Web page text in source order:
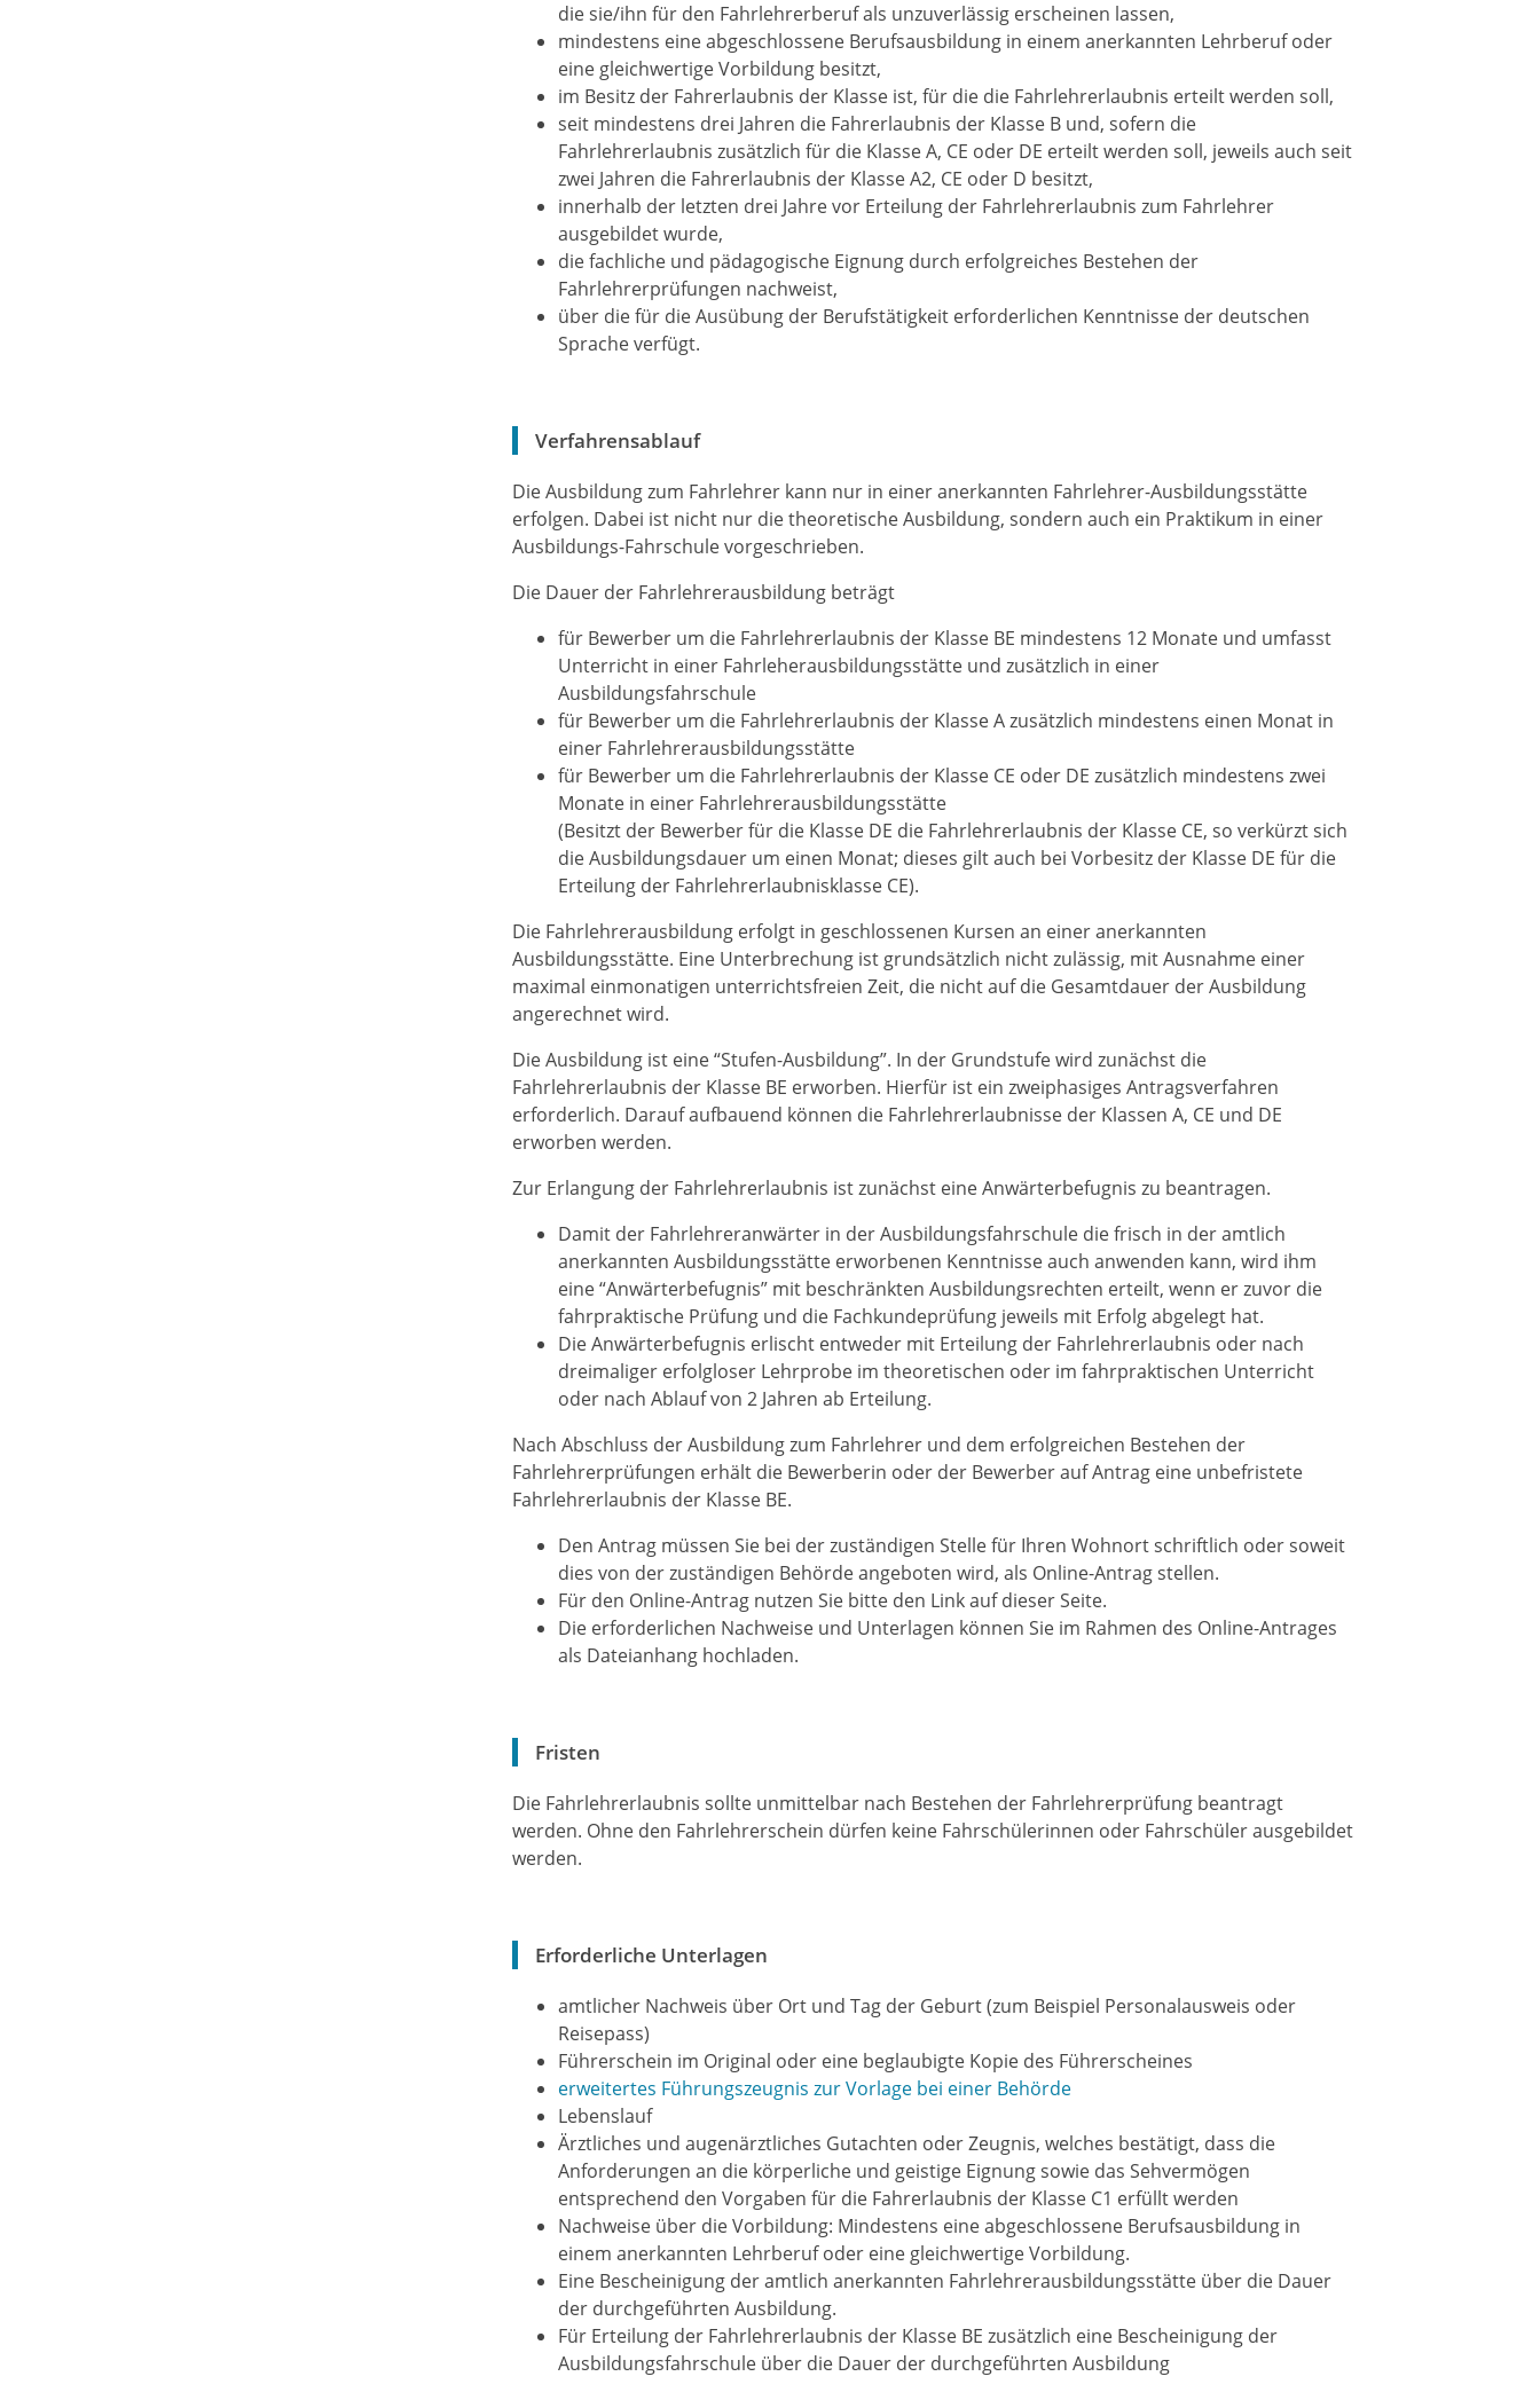
diesie/ihn für den Fahrlehrerberuf als unzuverlässig erscheinen lassen,
mindestens eine abgeschlossene Berufsausbildung in einem anerkannten Lehrberuf oder
eine gleichwertige Vorbildung besitzt,
im Besitz der Fahrerlaubnis der Klasse ist, für die die Fahrlehrerlaubnis erteilt werden soll,
seit mindestens drei Jahren die Fahrerlaubnis der Klasse B und, sofern die
Fahrlehrerlaubnis zusätzlich für die Klasse A, CE oder DE erteilt werden soll, jeweils auch seit
zwei Jahren die Fahrerlaubnis der Klasse A2, CE oder D besitzt,
innerhalb der letzten drei Jahre vor Erteilung der Fahrlehrerlaubnis zum Fahrlehrer
ausgebildet wurde,
die fachliche und pädagogische Eignung durch erfolgreiches Bestehen der
Fahrlehrerprüfungen nachweist,
über die für die Ausübung der Berufstätigkeit erforderlichen Kenntnisse der deutschen
Sprache verfügt.
Verfahrensablauf
Die Ausbildung zum Fahrlehrer kann nur in einer anerkannten Fahrlehrer-Ausbildungsstätte
erfolgen. Dabei ist nicht nur die theoretische Ausbildung, sondern auch ein Praktikum in einer
Ausbildungs-Fahrschule vorgeschrieben.
Die Dauer der Fahrlehrerausbildung beträgt
für Bewerber um die Fahrlehrerlaubnis der Klasse BE mindestens 12 Monate und umfasst
Unterricht in einer Fahrleherausbildungsstätte und zusätzlich in einer
Ausbildungsfahrschule
für Bewerber um die Fahrlehrerlaubnis der Klasse A zusätzlich mindestens einen Monat in
einer Fahrlehrerausbildungsstätte
für Bewerber um die Fahrlehrerlaubnis der Klasse CE oder DE zusätzlich mindestens zwei
Monate in einer Fahrlehrerausbildungsstätte
(Besitzt der Bewerber für die Klasse DE die Fahrlehrerlaubnis der Klasse CE, so verkürzt sich
die Ausbildungsdauer um einen Monat; dieses gilt auch bei Vorbesitz der Klasse DE für die
Erteilung der Fahrlehrerlaubnisklasse CE).
Die Fahrlehrerausbildung erfolgt in geschlossenen Kursen an einer anerkannten
Ausbildungsstätte. Eine Unterbrechung ist grundsätzlich nicht zulässig, mit Ausnahme einer
maximal einmonatigen unterrichtsfreien Zeit, die nicht auf die Gesamtdauer der Ausbildung
angerechnet wird.
Die Ausbildung ist eine “Stufen-Ausbildung”. In der Grundstufe wird zunächst die
Fahrlehrerlaubnis der Klasse BE erworben. Hierfür ist ein zweiphasiges Antragsverfahren
erforderlich. Darauf aufbauend können die Fahrlehrerlaubnisse der Klassen A, CE und DE
erworben werden.
Zur Erlangung der Fahrlehrerlaubnis ist zunächst eine Anwärterbefugnis zu beantragen.
Damit der Fahrlehreranwärter in der Ausbildungsfahrschule die frisch in der amtlich
anerkannten Ausbildungsstätte erworbenen Kenntnisse auch anwenden kann, wird ihm
eine “Anwärterbefugnis” mit beschränkten Ausbildungsrechten erteilt, wenn er zuvor die
fahrpraktische Prüfung und die Fachkundeprüfung jeweils mit Erfolg abgelegt hat.
Die Anwärterbefugnis erlischt entweder mit Erteilung der Fahrlehrerlaubnis oder nach
dreimaliger erfolgloser Lehrprobe im theoretischen oder im fahrpraktischen Unterricht
oder nach Ablauf von 2 Jahren ab Erteilung.
Nach Abschluss der Ausbildung zum Fahrlehrer und dem erfolgreichen Bestehen der
Fahrlehrerprüfungen erhält die Bewerberin oder der Bewerber auf Antrag eine unbefristete
Fahrlehrerlaubnis der Klasse BE.
Den Antrag müssen Sie bei der zuständigen Stelle für Ihren Wohnort schriftlich oder soweit
dies von der zuständigen Behörde angeboten wird, als Online-Antrag stellen.
Für den Online-Antrag nutzen Sie bitte den Link auf dieser Seite.
Die erforderlichen Nachweise und Unterlagen können Sie im Rahmen des Online-Antrages
als Dateianhang hochladen.
Fristen
Die Fahrlehrerlaubnis sollte unmittelbar nach Bestehen der Fahrlehrerprüfung beantragt
werden. Ohne den Fahrlehrerschein dürfen keine Fahrschülerinnen oder Fahrschüler ausgebildet
werden.
Erforderliche Unterlagen
amtlicher Nachweis über Ort und Tag der Geburt (zum Beispiel Personalausweis oder
Reisepass)
Führerschein im Original oder eine beglaubigte Kopie des Führerscheines
erweitertes Führungszeugnis zur Vorlage bei einer Behörde
Lebenslauf
Ärztliches und augenärztliches Gutachten oderZeugnis, welches bestätigt, dass die
Anforderungen an die körperliche und geistige Eignung sowie das Sehvermögen
entsprechend den Vorgaben für die Fahrerlaubnis der Klasse C1 erfüllt werden
Nachweise über die Vorbildung: Mindestens eine abgeschlossene Berufsausbildung in
einem anerkannten Lehrberuf oder eine gleichwertige Vorbildung.
Eine Bescheinigung der amtlich anerkannten Fahrlehrerausbildungsstätte über die Dauer
der durchgeführten Ausbildung.
Für Erteilung der Fahrlehrerlaubnis der Klasse BE zusätzlich eine Bescheinigung der
Ausbildungsfahrschule über die Dauer der durchgeführten Ausbildung